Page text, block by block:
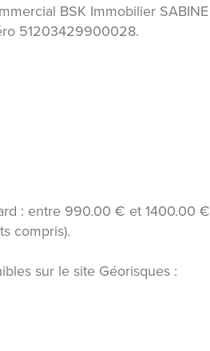
BSK Immobilier SABINE
51203429900028.
: entre 990.00 € et 1400.00 €
compris).
sur le site Géorisques :